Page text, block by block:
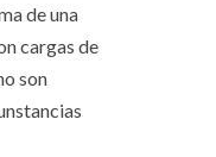
de una
cargas de
son